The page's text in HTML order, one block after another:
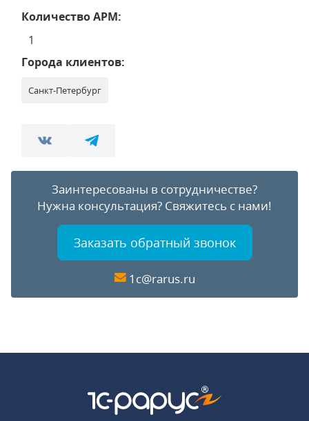
Количество АРМ:
1
Города клиентов:
Санкт-Петербург
Заинтересованы в сотрудничестве?
Нужна консультация? Свяжитесь с нами!
Заказать обратный звонок
1c@rarus.ru